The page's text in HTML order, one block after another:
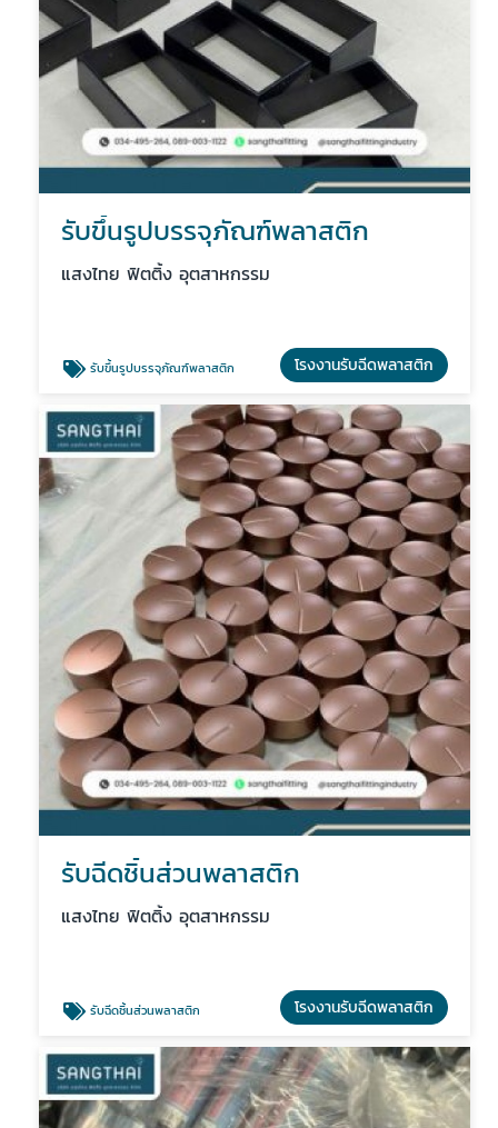
รับขึ้นรูปบรรจุภัณฑ์พลาสติก
แสงไทย ฟิตติ้ง อุตสาหกรรม
รับขึ้นรูปบรรจุภัณฑ์พลาสติก โรงงานรับฉีดพลาสติก
รับฉีดชิ้นส่วนพลาสติก
แสงไทย ฟิตติ้ง อุตสาหกรรม
รับฉีดชิ้นส่วนพลาสติก โรงงานรับฉีดพลาสติก